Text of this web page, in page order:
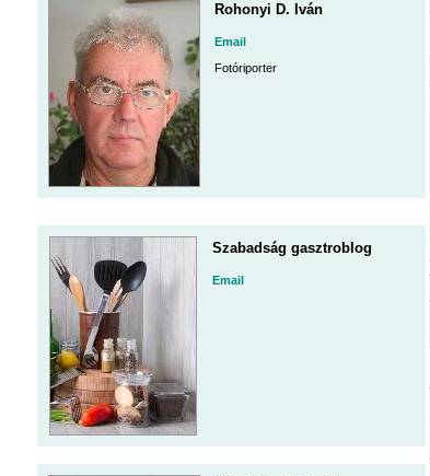
Rohonyi D. Iván
Email
Fotóriporter
Szabadság gasztroblog
Email